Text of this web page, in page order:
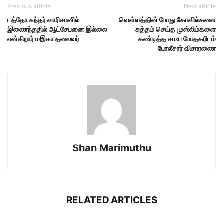
Previous article
டத்தோ சுந்தர் வாரிசானில்
இணைந்ததில் ஆட்சேபனை இல்லை
என்கிறார் மஇகா தலைவர்
Next article
வெள்ளத்தின் போது கோவில்களை
சுத்தம் செய்த முஸ்லிம்களை
கண்டித்த சமய போதகரிடம்
போலீசார் விசாரணை
Shan Marimuthu
RELATED ARTICLES